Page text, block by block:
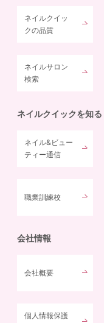
ネイルクイッ
クの品質
ネイルサロン
検索
ネイルクイックを知る
ネイル&ビュー
ティー通信
職業訓練校
会社情報
会社概要
個人情報保護